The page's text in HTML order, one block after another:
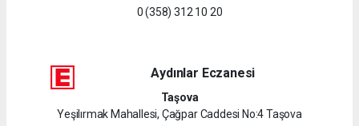
0 (358) 312 10 20
Aydınlar Eczanesi
Taşova
Yeşilırmak Mahallesi, Çağpar Caddesi No:4 Taşova